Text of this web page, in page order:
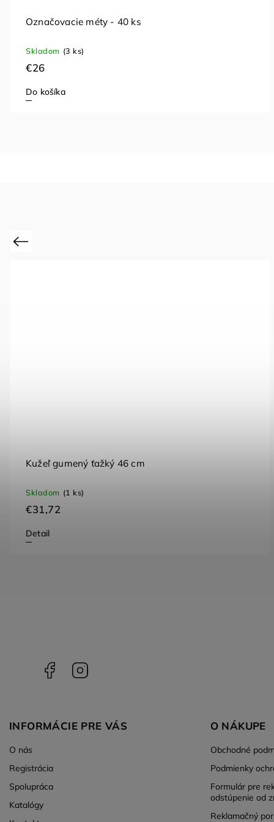
Označovacie méty - 40 ks
Skladom (3 ks)
€26
Do košíka
Previous
Kužeľ gumený ťažký 46 cm
Skladom (1 ks)
€31,72
Detail
Facebook
INFORMÁCIE PRE VÁS
O nás
Registrácia
Spolupráca
Katalógy
O NÁKUPE
Obchodné
Podmienky
Formulár pre
odstúpenie od
Reklamačný